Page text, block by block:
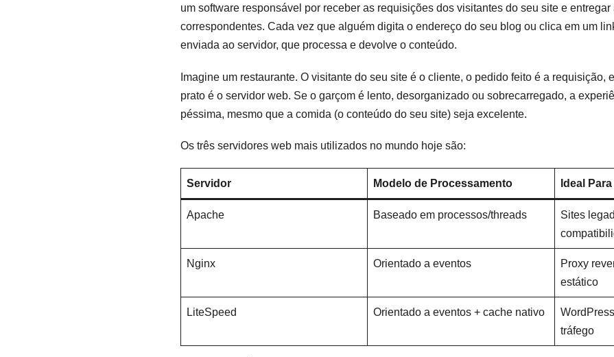
um software responsável por receber as requisições dos visitantes do seu site e entregar
correspondentes. Cada vez que alguém digita o endereço do seu blog ou clica em um
enviada ao servidor, que processa e devolve o conteúdo.
Imagine um restaurante. O visitante do seu site é o cliente, o pedido feito é a requisição,
prato é o servidor web. Se o garçom é lento, desorganizado ou sobrecarregado, a
péssima, mesmo que a comida (o conteúdo do seu site) seja excelente.
Os três servidores web mais utilizados no mundo hoje são:
Servidor Modelo de Processamento Ideal Para
Apache Baseado em processos/threads
Sites
Nginx Orientado a eventos
Proxy
estático
LiteSpeed Orientado a eventos + cache nativo
tráfego